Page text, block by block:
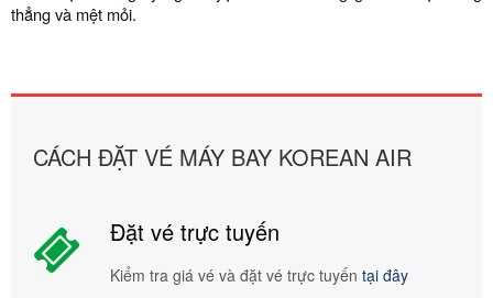
thẳng và mệt mỏi.
CÁCH ĐẶT VÉ MÁY BAY KOREAN AIR
Đặt vé trực tuyến
Kiểm tra giá vé và đặt vé trực tuyến tại đây